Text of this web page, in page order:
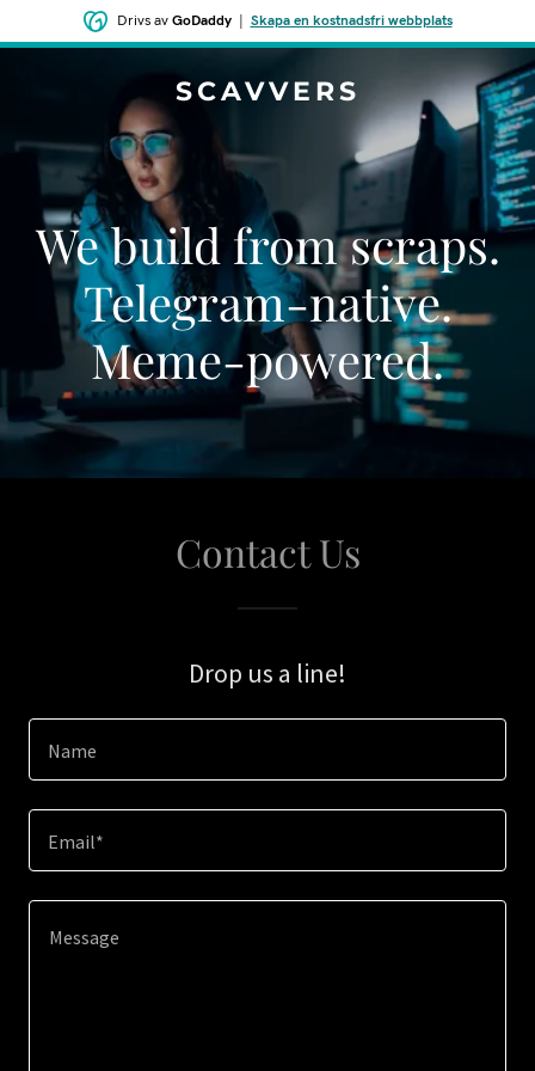
Drivs av GoDaddy| Skapa en kostnadsfri webbplats
SCAVVERS
We build from scraps.
Telegram-native.
Meme-powered.
Contact Us
Drop us a line!
Name
Email*